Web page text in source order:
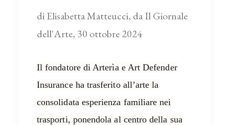
di Elisabetta Matteucci, da Il Giornale
dell'Arte, 30 ottobre 2024
Il fondatore di Arterìa e Art Defender
Insurance ha trasferito all’arte la
consolidata esperienza familiare nei
trasporti, ponendola al centro della sua